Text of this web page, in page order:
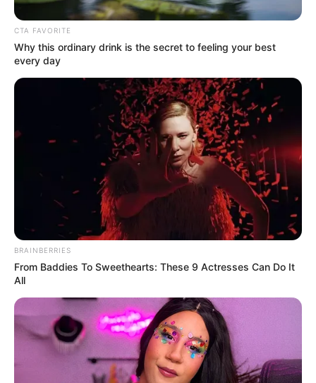
CTA FAVORITE
Why this ordinary drink is the secret to feeling your best
every day
BRAINBERRIES
From Baddies To Sweethearts: These 9 Actresses Can Do It
All